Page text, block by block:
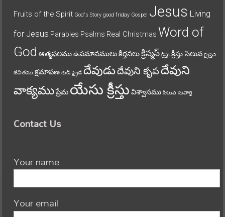
Fruits of the Spirit God's Story good friday Gospel Jesus Living
for Jesus Parables Psalms Real Christmas Word of
God ఆత్మఫలముఉపమానములుకీర్తనలుక్రిస్మస్ క్రీస్తు క్రీస్తు సిలువ క్రైస్తవ
జీవితము క్షమాపణ గుడ్ ఫ్రైడే దేవుడుదేవుని కృపదేవుని
వాక్యముప్రేమ యేసు క్రీస్తు విశ్వాసము సిలువ సువార్త
Contact Us
Your name
Your email